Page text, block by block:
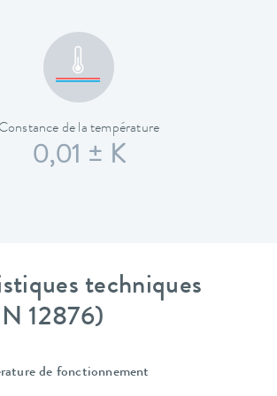
Constance de la température
0,01 ± K
techniques
12876)
de fonctionnement